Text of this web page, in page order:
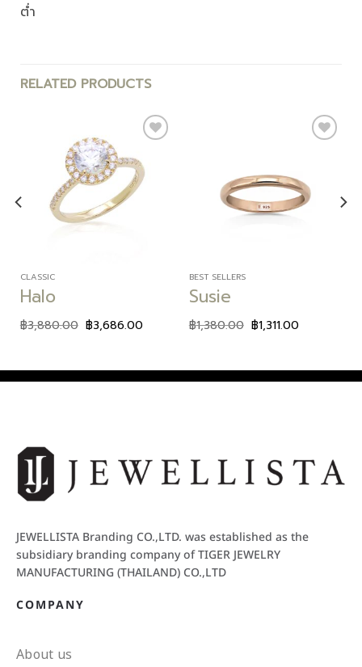
ต่ำ
RELATED PRODUCTS
Add to
wishlist
CLASSIC
Halo
฿3,880.00 ฿3,686.00
Add to
wishlist
BEST SELLERS
Susie
฿1,380.00 ฿1,311.00
JEWELLISTA Branding CO.,LTD. was established as the
subsidiary branding company of TIGER JEWELRY
MANUFACTURING (THAILAND) CO.,LTD
COMPANY
About us